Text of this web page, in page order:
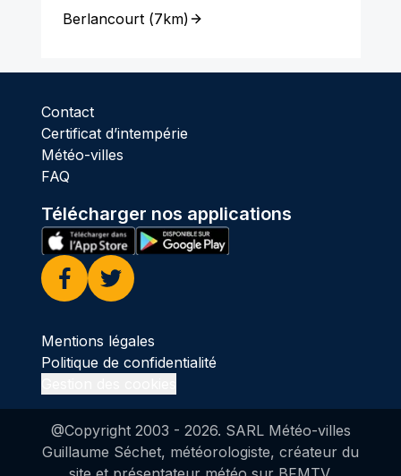
Berlancourt(7km)
Contact
Certificat d’intempérie
Météo-villes
FAQ
Télécharger nos applications
Facebook
Twitter
Mentions légales
Politique de confidentialité
@Copyright 2003 - 2026. SARL Météo-villes
Guillaume Séchet, météorologiste, créateur du